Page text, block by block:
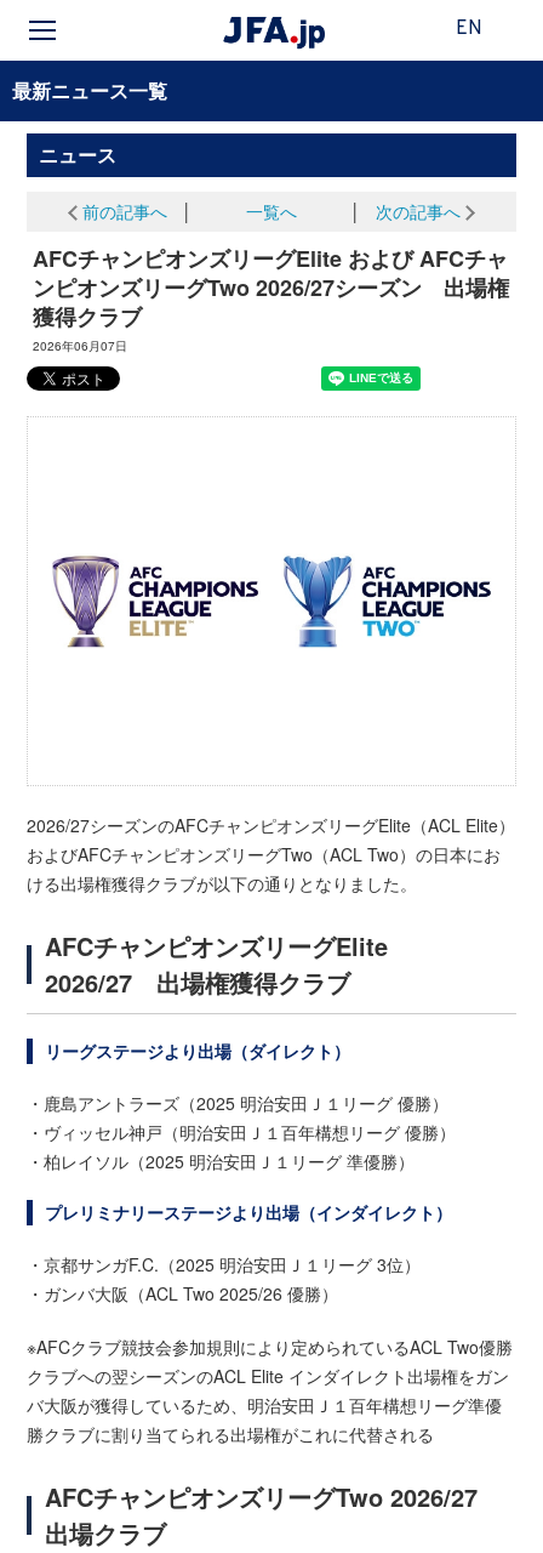
EN
最新ニュース一覧
ニュース
前の記事へ 一覧へ 次の記事へ
AFCチャンピオンズリーグElite および AFCチャ
ンピオンズリーグTwo 2026/27シーズン 出場権
獲得クラブ
2026年06月07日
2026/27シーズンのAFCチャンピオンズリーグElite（ACL Elite）
およびAFCチャンピオンズリーグTwo（ACL Two）の日本にお
ける出場権獲得クラブが以下の通りとなりました。
AFCチャンピオンズリーグElite
2026/27 出場権獲得クラブ
リーグステージより出場（ダイレクト）
・鹿島アントラーズ（2025 明治安田Ｊ１リーグ 優勝）
・ヴィッセル神戸（明治安田Ｊ１百年構想リーグ 優勝）
・柏レイソル（2025 明治安田Ｊ１リーグ 準優勝）
プレリミナリーステージより出場（インダイレクト）
・京都サンガF.C.（2025 明治安田Ｊ１リーグ 3位）
・ガンバ大阪（ACL Two 2025/26 優勝）
※AFCクラブ競技会参加規則により定められているACL Two優勝
クラブへの翌シーズンのACL Elite インダイレクト出場権をガン
バ大阪が獲得しているため、明治安田Ｊ１百年構想リーグ準優
勝クラブに割り当てられる出場権がこれに代替される
AFCチャンピオンズリーグTwo 2026/27
出場クラブ